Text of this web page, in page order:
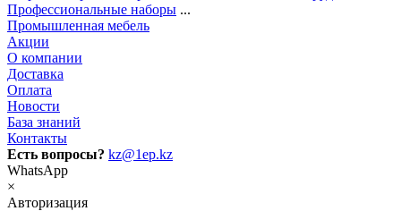
Профессиональные наборы ...
Промышленная мебель
Акции
О компании
Доставка
Оплата
Новости
База знаний
Контакты
Есть вопросы? kz@1ep.kz
WhatsApp
×
Авторизация